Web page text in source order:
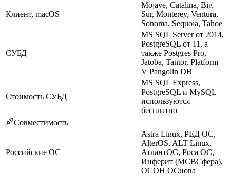
Клиент, macOS
Mojave, Catalina, Big
Sur, Monterey, Ventura,
Sonoma, Sequoia, Tahoe
СУБД
MS SQL Server от 2014,
PostgreSQL от 11, а
также Postgres Pro,
Jatoba, Tantor, Platform
V Pangolin DB
Стоимость СУБД
MS SQL Express,
PostgreSQL и MySQL
используются
бесплатно
Совместимость
Российские ОС
Astra Linux, РЕД ОС,
AlterOS, ALT Linux,
АтлантОС, Роса ОС,
Инферит (МСВСфера),
ОСОН ОСнова